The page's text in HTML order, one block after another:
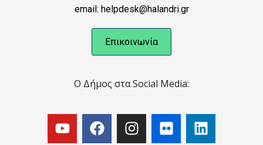
email: helpdesk@halandri.gr
Επικοινωνία
Ο Δήμος στα Social Media: